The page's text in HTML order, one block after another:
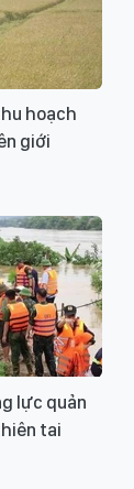
hoạch
giới
lực quản
tai